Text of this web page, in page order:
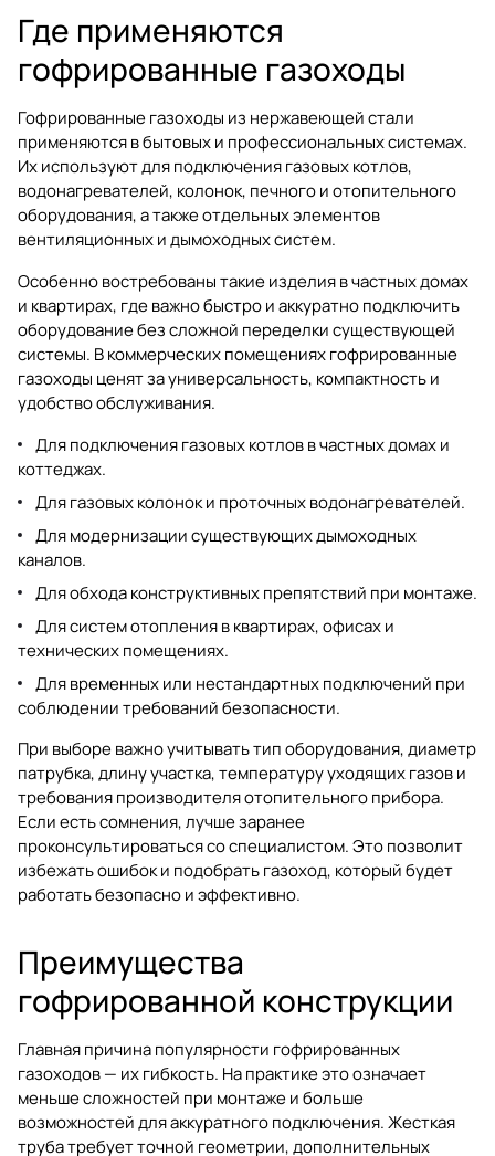
Где применяются
гофрированные газоходы
Гофрированные газоходы из нержавеющей стали
применяются в бытовых и профессиональных системах.
Их используют для подключения газовых котлов,
водонагревателей, колонок, печного и отопительного
оборудования, а также отдельных элементов
вентиляционных и дымоходных систем.
Особенно востребованы такие изделия в частных домах
и квартирах, где важно быстро и аккуратно подключить
оборудование без сложной переделки существующей
системы. В коммерческих помещениях гофрированные
газоходы ценят за универсальность, компактность и
удобство обслуживания.
Для подключения газовых котлов в частных домах и
коттеджах.
Для газовых колонок и проточных водонагревателей.
Для модернизации существующих дымоходных
каналов.
Для обхода конструктивных препятствий при монтаже.
Для систем отопления в квартирах, офисах и
технических помещениях.
Для временных или нестандартных подключений при
соблюдении требований безопасности.
При выборе важно учитывать тип оборудования, диаметр
патрубка, длину участка, температуру уходящих газов и
требования производителя отопительного прибора.
Если есть сомнения, лучше заранее
проконсультироваться со специалистом. Это позволит
избежать ошибок и подобрать газоход, который будет
работать безопасно и эффективно.
Преимущества
гофрированной конструкции
Главная причина популярности гофрированных
газоходов — их гибкость. На практике это означает
меньше сложностей при монтаже и больше
возможностей для аккуратного подключения. Жесткая
труба требует точной геометрии, дополнительных